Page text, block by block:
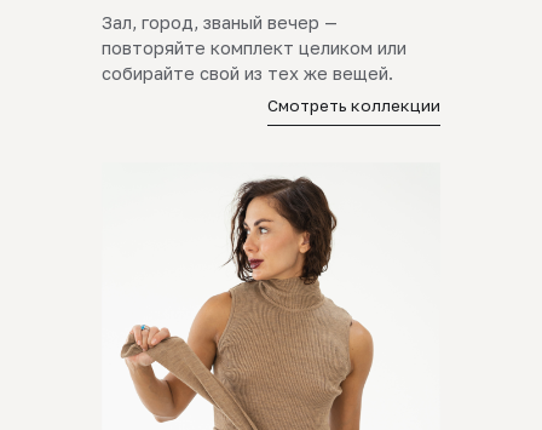
Зал, город, званый вечер —
повторяйте комплект целиком или
собирайте свой из тех же вещей.
Смотреть коллекции